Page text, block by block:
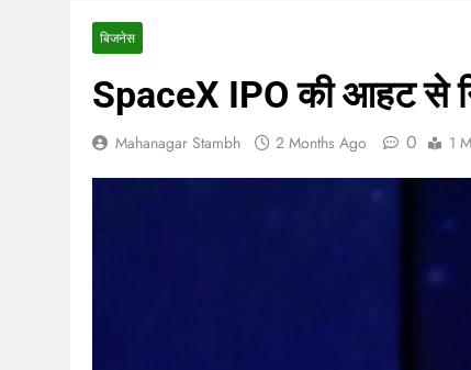
बिजनेस
SpaceX IPO की आहट से
Mahanagar Stambh 2 Months Ago 0 1